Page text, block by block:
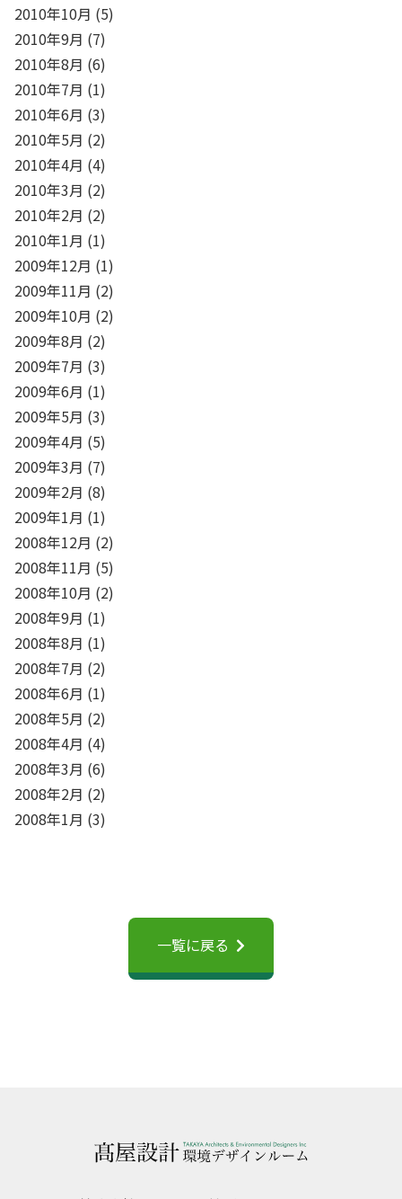
2010年10月 (5)
2010年9月 (7)
2010年8月 (6)
2010年7月 (1)
2010年6月 (3)
2010年5月 (2)
2010年4月 (4)
2010年3月 (2)
2010年2月 (2)
2010年1月 (1)
2009年12月 (1)
2009年11月 (2)
2009年10月 (2)
2009年8月 (2)
2009年7月 (3)
2009年6月 (1)
2009年5月 (3)
2009年4月 (5)
2009年3月 (7)
2009年2月 (8)
2009年1月 (1)
2008年12月 (2)
2008年11月 (5)
2008年10月 (2)
2008年9月 (1)
2008年8月 (1)
2008年7月 (2)
2008年6月 (1)
2008年5月 (2)
2008年4月 (4)
2008年3月 (6)
2008年2月 (2)
2008年1月 (3)
一覧に戻る